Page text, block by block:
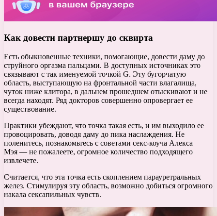
Как довести партнершу до сквирта
Есть обыкновенные техники, помогающие, довести даму до
струйного оргазма пальцами. В доступных источниках это
связывают с так именуемой точкой G. Эту бугорчатую
область, выступающую на фронтальной части влагалища,
чуток ниже клитора, в дальнем прошедшем отыскивают и не
всегда находят. Ряд докторов совершенно опровергает ее
существование.
Практики убеждают, что точка такая есть, и им выходило ее
провоцировать, доводя даму до пика наслаждения. Не
поленитесь, познакомьтесь с советами секс-коуча Алекса
Мэя — не пожалеете, огромное количество подходящего
извлечете.
Считается, что эта точка есть скоплением парауретральных
желез. Стимулируя эту область, возможно добиться огромного
накала сексапильных чувств.